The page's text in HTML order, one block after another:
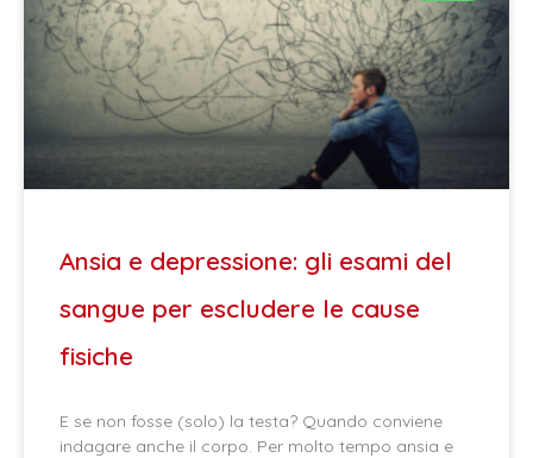
Ansia e depressione: gli esami del
sangue per escludere le cause
fisiche
E se non fosse (solo) la testa? Quando conviene
indagare anche il corpo. Per molto tempo ansia e